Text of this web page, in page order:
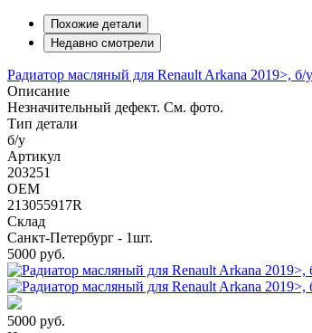
Похожие детали
Недавно смотрели
Радиатор масляный для Renault Arkana 2019>, б/у
Описание
Незначительный дефект. См. фото.
Тип детали
б/у
Артикул
203251
OEM
213055917R
Склад
Санкт-Петербург - 1шт.
5000 руб.
5000 руб.